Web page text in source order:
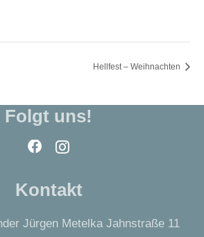
Hellfest – Weihnachten
Folgt uns!
Kontakt
Jürgen Metelka Jahnstraße 11